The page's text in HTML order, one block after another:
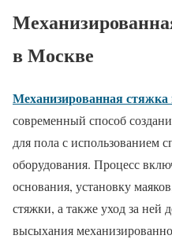
в Москве
Механизированная
современный способ
для пола с использованием
оборудования. Процесс
основания, установку
стяжки, а также уход за
высыхания